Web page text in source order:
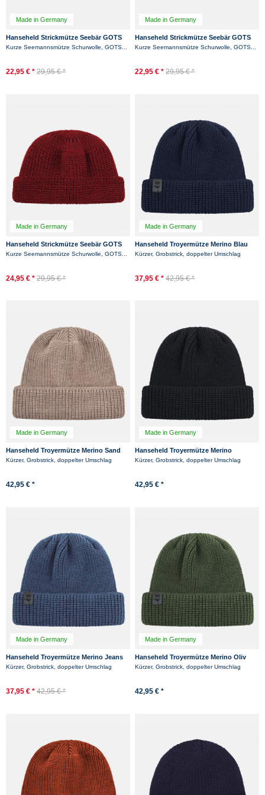
Made in Germany
Hanseheld Strickmütze Seebär GOTS
Dockermütze Seemannsmütze kurz
Kurze Seemannsmütze Schurwolle, GOTS...
22,95 € * 29,95 € *
Made in Germany
Hanseheld Strickmütze Seebär GOTS
Dockermütze Seemannsmütze kurz
Kurze Seemannsmütze Schurwolle, GOTS...
22,95 € * 29,95 € *
Made in Germany
Hanseheld Strickmütze Seebär GOTS
Dockermütze Seemannsmütze kurz
Kurze Seemannsmütze Schurwolle, GOTS...
24,95 € * 29,95 € *
Made in Germany
Hanseheld Troyermütze Merino Blau
GOTS Organic
Kürzer, Grobstrick, doppelter Umschlag
37,95 € * 42,95 € *
Made in Germany
Hanseheld Troyermütze Merino Sand
GOTS Organic
Kürzer, Grobstrick, doppelter Umschlag
42,95 € *
Made in Germany
Hanseheld Troyermütze Merino
Schwarz GOTS Organic
Kürzer, Grobstrick, doppelter Umschlag
42,95 € *
Made in Germany
Hanseheld Troyermütze Merino Jeans
Blau GOTS Organic
Kürzer, Grobstrick, doppelter Umschlag
37,95 € * 42,95 € *
Made in Germany
Hanseheld Troyermütze Merino Oliv
Grün GOTS Organic
Kürzer, Grobstrick, doppelter Umschlag
42,95 € *